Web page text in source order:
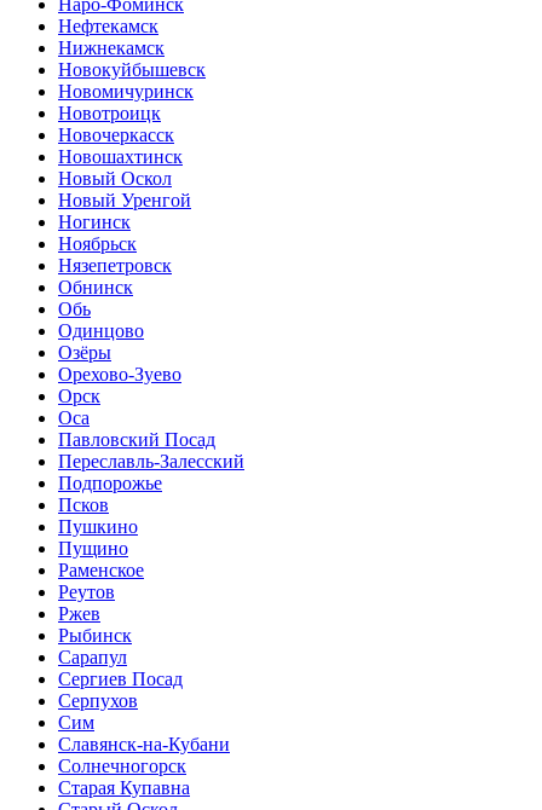
Нефтекамск
Нижнекамск
Новокуйбышевск
Новомичуринск
Новотроицк
Новочеркасск
Новошахтинск
Новый Оскол
Новый Уренгой
Ногинск
Ноябрьск
Нязепетровск
Обнинск
Обь
Одинцово
Озёры
Орехово-Зуево
Орск
Оса
Павловский Посад
Переславль-Залесский
Подпорожье
Псков
Пушкино
Пущино
Раменское
Реутов
Ржев
Рыбинск
Сарапул
Сергиев Посад
Серпухов
Сим
Славянск-на-Кубани
Солнечногорск
Старая Купавна